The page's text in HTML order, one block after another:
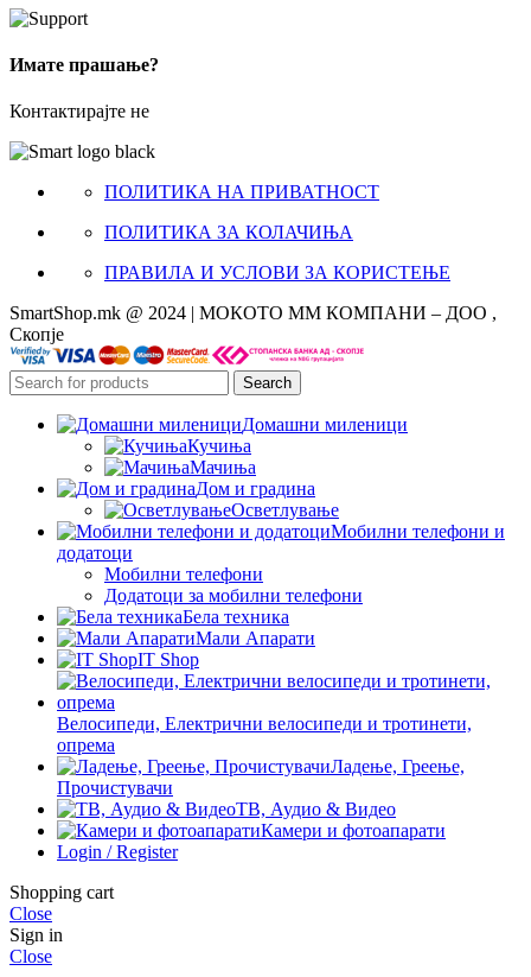
Имате прашање?
Контактирајте не
ПОЛИТИКА НА ПРИВАТНОСТ
ПОЛИТИКА ЗА КОЛАЧИЊА
ПРАВИЛА И УСЛОВИ ЗА КОРИСТЕЊЕ
SmartShop.mk @ 2024 | МОКОТО ММ КОМПАНИ – ДОО ,
Скопје
Search
Домашни миленици
Кучиња
Мачиња
Дом и градина
Осветлување
Мобилни телефони и
додатоци
Мобилни телефони
Додатоци за мобилни телефони
Бела техника
Мали Апарати
IT Shop
Велосипеди, Електрични велосипеди и тротинети,
опрема
Ладење, Греење,
Прочистувачи
ТВ, Аудио & Видео
Камери и фотоапарати
Login / Register
Shopping cart
Close
Sign in
Close